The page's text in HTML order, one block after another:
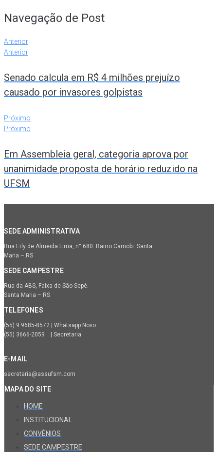
Navegação de Post
Anterior
Anterior
Senado calcula em R$ 4 milhões prejuízo
causado por invasores golpistas
Próximo
Próximo
Em Assembleia geral, categoria aprova por
unanimidade proposta de horário reduzido na
UFSM
SEDE ADMINISTRATIVA
Rua Erly de Almeida Lima, n° 680. Bairro Camobi. Santa
Maria – RS
SEDE CAMPESTRE
Rua da ABS, Faixa de São Sepé.
Santa Maria – RS
TELEFONES
(55) 9.9685-8572 | Whatsapp Novo
(55) 3666-2059 | Secretaria
E-MAIL
secretaria@assufsm.com
MAPA DO SITE
HOME
INSTITUCIONAL
CONVÊNIOS
SEDE CAMPESTRE